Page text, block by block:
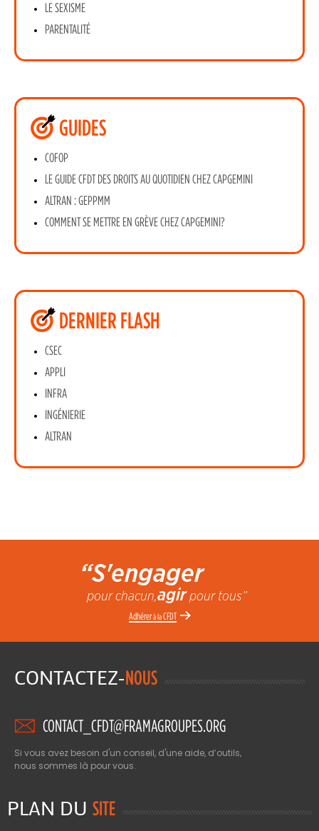
LE SEXISME
PARENTALITÉ
GUIDES
COFOP
LE GUIDE CFDT DES DROITS AU QUOTIDIEN CHEZ CAPGEMINI
ALTRAN : GEPPMM
COMMENT SE METTRE EN GRÈVE CHEZ CAPGEMINI?
DERNIER FLASH
CSEC
APPLI
INFRA
INGÉNIERIE
ALTRAN
“S'engager
pour chacun,agirpour tous”
Adhérerà laCFDT
CONTACTEZ-NOUS
CONTACT_CFDT@FRAMAGROUPES.ORG
Si vous avez besoin d'un conseil, d'une aide, d’outils,
nous sommes là pour vous.
PLAN DU SITE